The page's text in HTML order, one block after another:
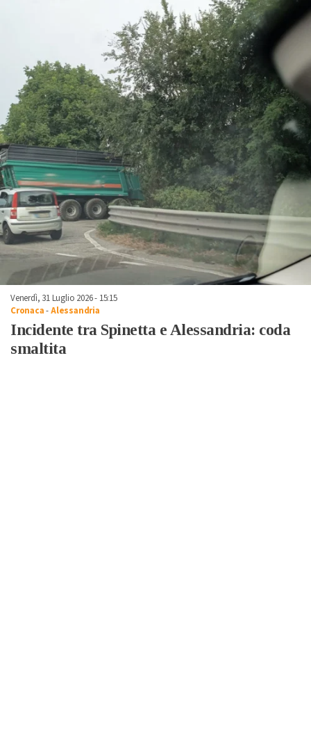
Venerdì, 31 Luglio 2026 - 15:15
Cronaca-Alessandria
Incidente tra Spinetta e Alessandria: coda
smaltita